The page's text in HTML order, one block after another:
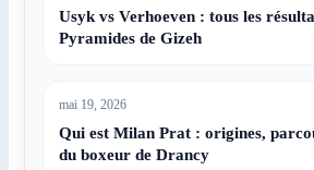
Usyk vs Verhoeven : tous les
Pyramides de Gizeh
mai 19, 2026
Qui est Milan Prat : origines,
du boxeur de Drancy